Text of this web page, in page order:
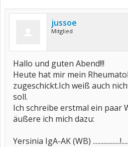
jussoe
Mitglied
Hallo und guten Abend!!!
Heute hat mir mein
zugeschickt.Ich weiß auch
soll.
Ich schreibe erstmal ein paar
äußere ich mich dazu:
Yersinia IgA-AK (WB) ..................!.....